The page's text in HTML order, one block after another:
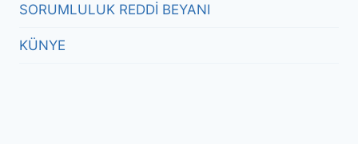
SORUMLULUK REDDİ BEYANI
KÜNYE